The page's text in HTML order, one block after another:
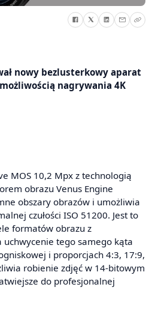
nowy bezlusterkowy aparat
nagrywania 4K
MOS 10,2 Mpx z technologią
obrazu Venus Engine
obszary obrazów i umożliwia
czułości ISO 51200. Jest to
formatów obrazu z
tego samego kąta
i proporcjach 4:3, 17:9,
robienie zdjęć w 14-bitowym
do profesjonalnej